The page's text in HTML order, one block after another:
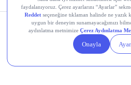
Kişisel Verilerin
Gizlilik
Politikası